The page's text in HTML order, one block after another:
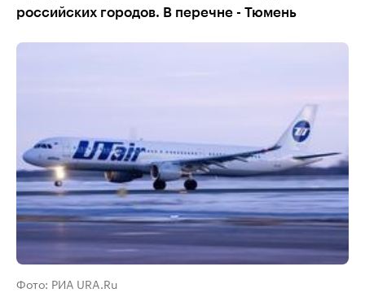
российских городов. В перечне - Тюмень
Фото: РИА URA.Ru